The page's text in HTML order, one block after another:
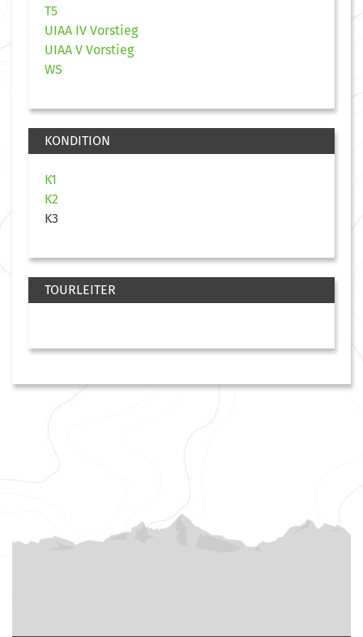
T5
UIAA IV Vorstieg
UIAA V Vorstieg
WS
KONDITION
K1
K2
K3
TOURLEITER